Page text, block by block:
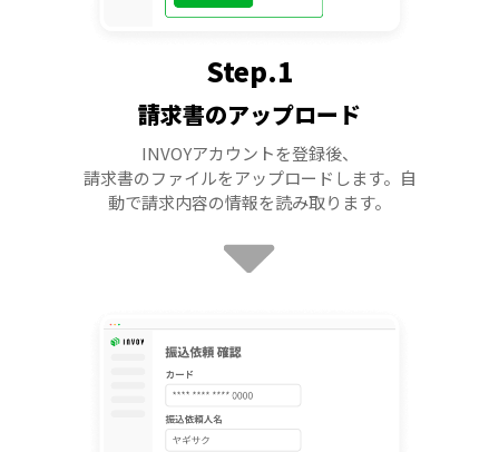
Step.1
請求書のアップロード
INVOYアカウントを登録後、
請求書のファイルをアップロードします。自
動で請求内容の情報を読み取ります。